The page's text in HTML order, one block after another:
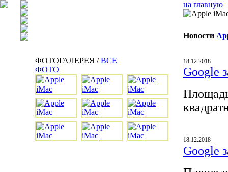
ФОТОГАЛЕРЕЯ /ВСЕ
ФОТО
на главную
Новости
18.12.2018
Google
18.12.2018
Google